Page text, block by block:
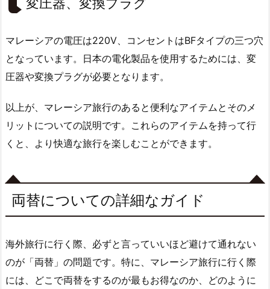
変圧器、変換プラグ
マレーシアの電圧は220V、コンセントはBFタイプの三つ穴
となっています。日本の電化製品を使用するためには、変
圧器や変換プラグが必要となります。
以上が、マレーシア旅行のあると便利なアイテムとそのメ
リットについての説明です。これらのアイテムを持って行
くと、より快適な旅行を楽しむことができます。
両替についての詳細なガイド
海外旅行に行く際、必ずと言っていいほど避けて通れない
のが「両替」の問題です。特に、マレーシア旅行に行く際
には、どこで両替をするのが最もお得なのか、どのように